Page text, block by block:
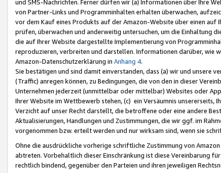
und SMS-Nachrichten. Ferner dürfen wir (a) Informationen über Ihre
von Partner-Links und Programminhalten erhalten überwachen,
vor dem Kauf eines Produkts auf der Amazon-Website über einen
prüfen, überwachen und anderweitig untersuchen, um die Einhaltung
die auf Ihrer Website dargestellte Implementierung von
reproduzieren, verbreiten und darstellen. Informationen darüber, wie
Amazon-Datenschutzerklärung in Anhang 4.
Sie bestätigen und sind damit einverstanden, dass (a) wir und
(Traffic) anregen können, zu Bedingungen, die von den in dieser
Unternehmen jederzeit (unmittelbar oder mittelbar) Websites oder
Ihrer Website im Wettbewerb stehen, (c) ein Versäumnis unsererseits,
Verzicht auf unser Recht darstellt, die betroffene oder eine andere
Aktualisierungen, Handlungen und Zustimmungen, die wir ggf. im
vorgenommen bzw. erteilt werden und nur wirksam sind, wenn sie
Ohne die ausdrückliche vorherige schriftliche Zustimmung von
abtreten. Vorbehaltlich dieser Einschränkung ist diese Vereinbarung
rechtlich bindend, gegenüber den Parteien und ihren jeweiligen